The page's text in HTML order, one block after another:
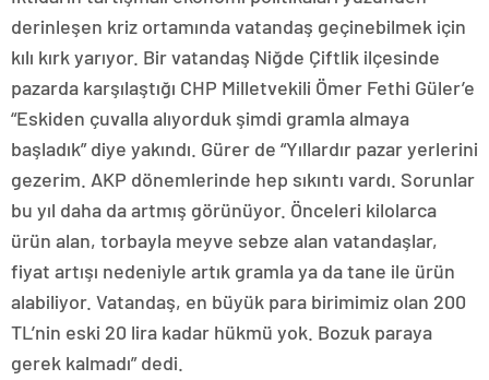
derinleşen kriz ortamında vatandaş geçinebilmek için
kılı kırk yarıyor. Bir vatandaş Niğde Çiftlik ilçesinde
pazarda karşılaştığı CHP Milletvekili Ömer Fethi Güler’e
“Eskiden çuvalla alıyorduk şimdi gramla almaya
başladık” diye yakındı. Gürer de “Yıllardır pazar yerlerini
gezerim. AKP dönemlerinde hep sıkıntı vardı. Sorunlar
bu yıl daha da artmış görünüyor. Önceleri kilolarca
ürün alan, torbayla meyve sebze alan vatandaşlar,
fiyat artışı nedeniyle artık gramla ya da tane ile ürün
alabiliyor. Vatandaş, en büyük para birimimiz olan 200
TL’nin eski 20 lira kadar hükmü yok. Bozuk paraya
gerek kalmadı” dedi.